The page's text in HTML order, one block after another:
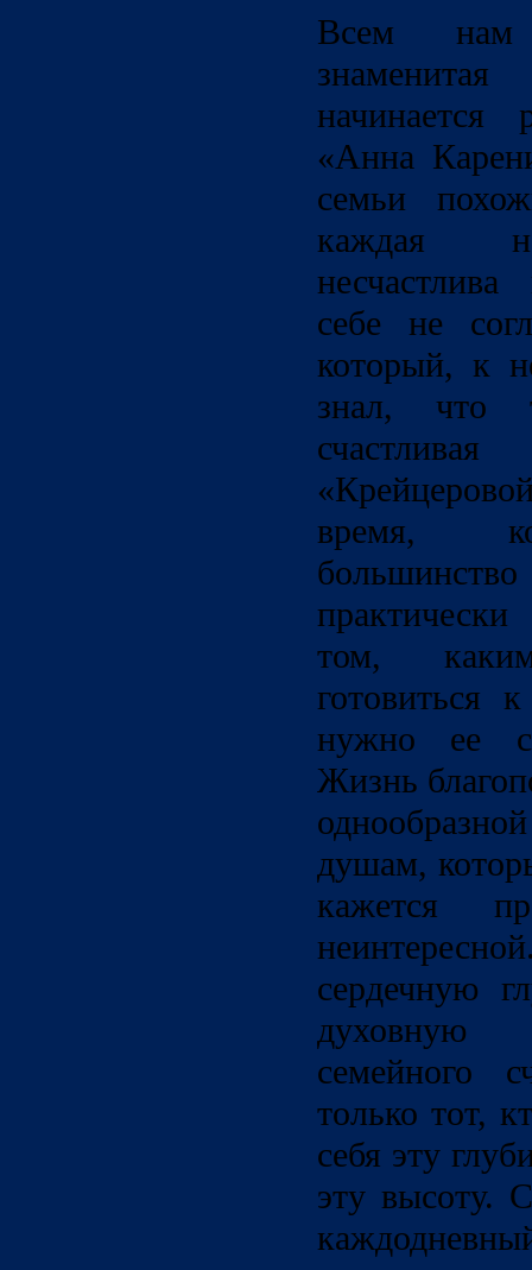
Всем нам
«Анна
семьи
каждая
себе не
который, к
знал, что
время,
большинство
том,
готовиться
нужно ее
Жизнь
душам,
кажется
сердечную
духовную
семейного
только тот,
себя эту
эту высоту.